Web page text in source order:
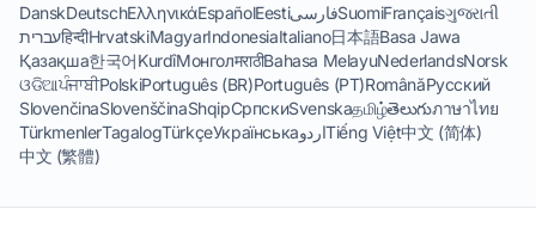
DanskDeutschΕλληνικάEspañolEestiفارسیSuomiFrançaisગુજરાતી
עבריתहिन्दीHrvatskiMagyarIndonesiaItaliano日本語Basa Jawa
Қазақша한국어KurdîМонголमराठीBahasa MelayuNederlandsNorsk
ଓଡିଆਪੰਜਾਬੀPolskiPortuguês (BR)Português (PT)RomânăРусский
SlovenčinaSlovenščinaShqipСрпскиSvenskaதமிழ்తెలుగుภาษาไทย
TürkmenlerTagalogTürkçeУкраїнськаاردوTiếng Việt中文 (简体)
中文 (繁體)